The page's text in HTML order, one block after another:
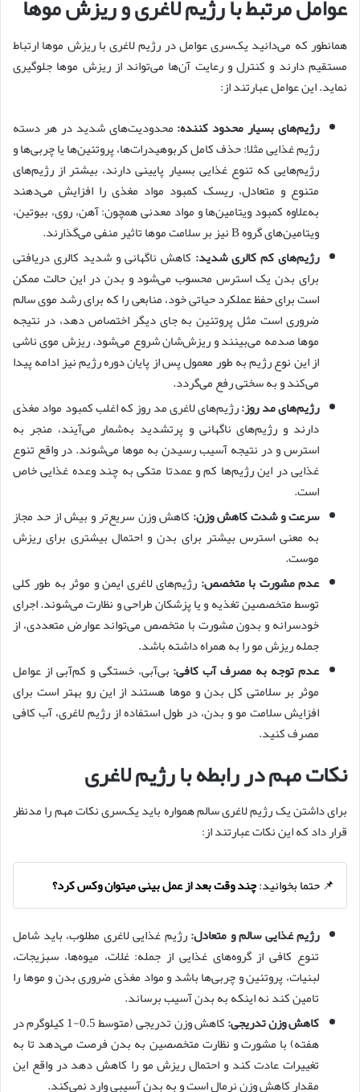
همانطور که می‌دانید یک‌سری عوامل در رژیم لاغری با ریزش موها ارتباط
مستقیم دارند و کنترل و رعایت آن‌ها می‌تواند از ریزش موها جلوگیری
نماید. این عوامل عبارتند از:
رژیم‌های بسیار محدود کننده: محدودیت‌های شدید در هر دسته
رژیم غذایی مثلا: حذف کامل کربوهیدرات‌ها، پروتئین‌ها یا چربی‌ها و
رژیم‌هایی که تنوع غذایی بسیار پایینی دارند، بیشتر از رژیم‌های
متنوع و متعادل، ریسک کمبود مواد مغذی را افزایش می‌دهند
به‌علاوه کمبود ویتامین‌ها و مواد معدنی همچون: آهن، روی، بیوتین،
ویتامین‌های گروه B نیز بر سلامت مو‌ها تاثیر منفی می‌گذارند.
رژیم‌های کم کالری شدید: کاهش ناگهانی و شدید کالری دریافتی
برای بدن یک استرس محسوب می‌شود و بدن در این حالت ممکن
است برای حفظ عملکرد حیاتی خود، منابعی را که برای رشد موی سالم
ضروری است مثل پروتئین به جای دیگر اختصاص دهد، در نتیجه
موها صدمه می‌بینند و ریزش‌شان شروع می‌شود. ریزش موی ناشی
از این نوع رژیم به طور معمول پس از پایان دوره رژیم نیز ادامه پیدا
می‌کند و به سختی رفع می‌گردد.
رژیم‌های مد روز:رژیم‌های لاغری مد روز که اغلب کمبود مواد مغذی
دارند و رژیم‌های ناگهانی و پر‌تشدید به‌شمار می‌آیند، منجر به
استرس و در نتیجه آسیب رسیدن به موها می‌شوند. در واقع تنوع
غذایی در این رژیم‌ها کم و عمدتا متکی به چند وعده غذایی خاص
است.
سرعت و شدت کاهش وزن: کاهش وزن سریع‌تر و بیش از حد مجاز
به معنی استرس بیشتر برای بدن و احتمال بیشتری برای ریزش
مو‌ست.
عدم مشورت با متخصص: رژیم‌های لاغری ایمن و موثر به طور کلی
توسط متخصصین تغذیه و یا پزشکان طراحی و نظارت می‌شوند. اجرای
خودسرانه و بدون مشورت با متخصص می‌تواند عوارض متعددی، از
جمله ریزش مو را به همراه داشته باشد.
عدم توجه به مصرف آب کافی: بی‌آبی، خستگی و کم‌آبی از عوامل
موثر بر سلامتی کل بدن و موها هستند از این رو بهتر است برای
افزایش سلامت مو و بدن، در طول استفاده از رژیم لاغری، آب کافی
مصرف کنید.
نکات مهم در رابطه با رژیم لاغری
برای داشتن یک رژیم لاغری سالم همواره باید یک‌سری نکات مهم را مد‌نظر
قرار داد که این نکات عبارتند از:
📌 حتما بخوانید:چند وقت بعد از عمل بینی میتوان وکس کرد؟
رژیم غذایی سالم و متعادل:رژیم غذایی لاغری مطلوب، باید شامل
تنوع کافی از گروه‌های غذایی از جمله: غلات، میوه‌ها، سبزیجات،
لبنیات، پروتئین و چربی‌ها باشد و مواد مغذی ضروری بدن و موها را
تامین کند نه اینکه به بدن آسیب برساند.
کاهش وزن تدریجی:
کاهش وزن تدریجی (متوسط 0.5-1 کیلوگرم در
هفته) با مشورت و نظارت متخصصین به بدن فرصت می‌دهد تا به
تغییرات عادت کند و احتمال ریزش مو را کاهش دهد در واقع این
مقدار کاهش وزن نرمال است و به بدن آسیبی وارد نمی‌کند.